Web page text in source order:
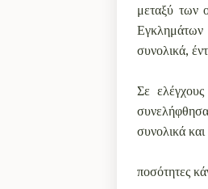
μεταξύ των
συνολικά,
Σε
συνολικά
ποσότητες